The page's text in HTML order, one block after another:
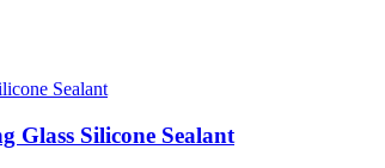
Glass Silicone Sealant